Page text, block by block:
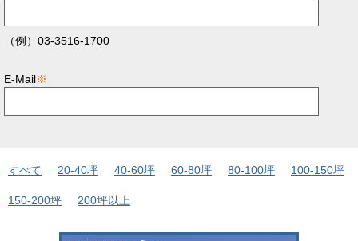
（例）03-3516-1700
E-Mail※
すべて 20-40坪 40-60坪 60-80坪 80-100坪 100-150坪
150-200坪 200坪以上